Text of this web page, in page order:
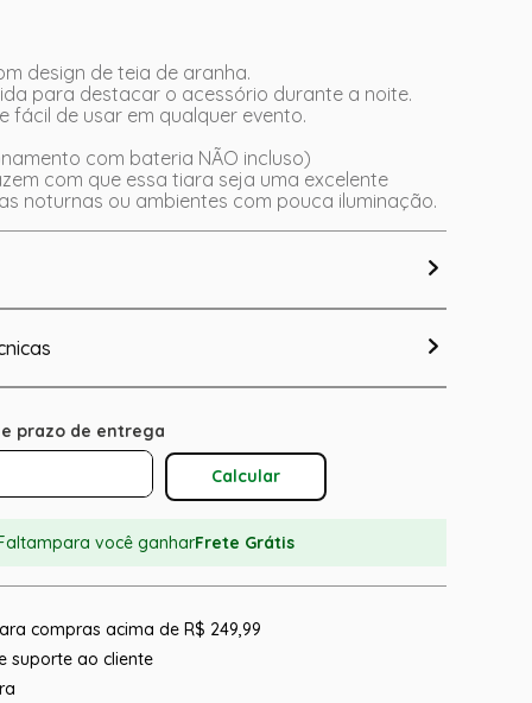
design de teia de aranha.
para destacar o acessório durante a noite.
fácil de usar em qualquer evento.
com bateria NÃO incluso)
com que essa tiara seja uma excelente
noturnas ou ambientes com pouca iluminação.
Calcular O Frete
para você ganharFrete Grátis
compras acima de R$ 249,99
suporte ao cliente